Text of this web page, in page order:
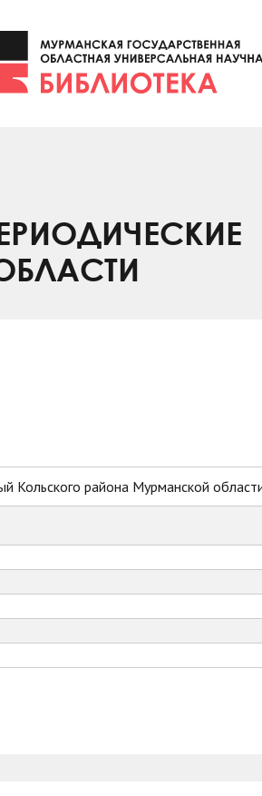
Кольского района Мурманской